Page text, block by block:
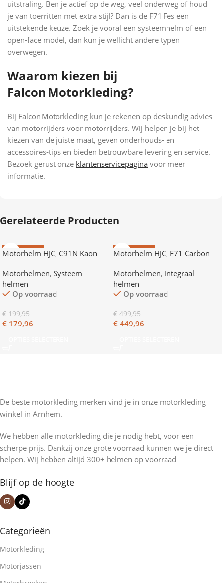
uitstraling. Ben je actief op de weg, veel onderweg of houd
je van toerritten met extra stijl? Dan is de F71 Fes een
uitstekende keuze. Zoek je vooral een systeemhelm of een
open‑face model, dan kun je wellicht andere typen
overwegen.
Waarom kiezen bij
Falcon Motorkleding?
Bij Falcon Motorkleding kun je rekenen op deskundig advies
van motorrijders voor motorrijders. Wij helpen je bij het
kiezen van de juiste maat, geven onderhouds‑ en
accessoires‑tips en bieden betrouwbare levering en service.
Bezoek gerust onze klantenservicepagina voor meer
informatie.
Gerelateerde Producten
AANBIEDING
Motorhelm HJC, C91N Kaon
Motorhelmen, Systeem
helmen
Op voorraad
€199,95
€ 179,96
AANBIEDING
Motorhelm HJC, F71 Carbon
Motorhelmen, Integraal
helmen
Op voorraad
€499,95
€ 449,96
De beste motorkleding merken vind je in onze motorkleding
winkel in Arnhem.
We hebben alle motorkleding die je nodig hebt, voor een
scherpe prijs. Dankzij onze grote voorraad kunnen we je direct
helpen. Wij hebben altijd 300+ helmen op voorraad
Blijf op de hoogte
Categorieën
Motorkleding
Motorjassen